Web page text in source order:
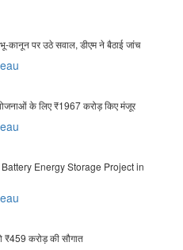
कानून पर उठे सवाल, डीएम ने बैठाई जांच
के लिए ₹1967 करोड़ किए मंजूर
Energy Storage Project in
₹459 करोड़ की सौगात